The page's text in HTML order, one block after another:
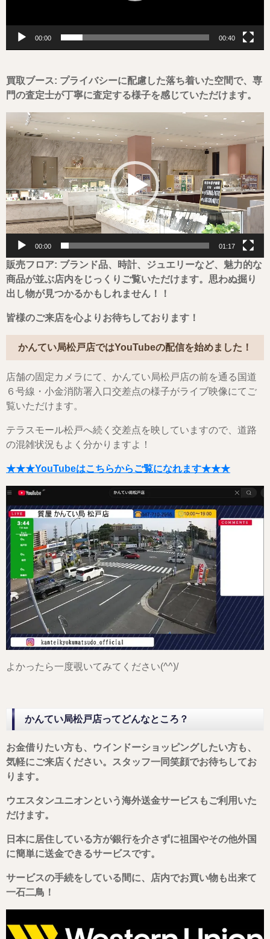
00:00 00:40
買取ブース: プライバシーに配慮した落ち着いた空間で、専
門の査定士が丁寧に査定する様子を感じていただけます。
画
プ
レ
ー
ヤ
ー
00:00 01:17
販売フロア: ブランド品、時計、ジュエリーなど、魅力的な
商品が並ぶ店内をじっくりご覧いただけます。思わぬ掘り
出し物が見つかるかもしれません！！
皆様のご来店を心よりお待ちしております！
かんてい局松戸店ではYouTubeの配信を始めました！
店舗の固定カメラにて、かんてい局松戸店の前を通る国道
６号線・小金消防署入口交差点の様子がライブ映像にてご
覧いただけます。
テラスモール松戸へ続く交差点を映していますので、道路
の混雑状況もよく分かりますよ！
★★★YouTubeはこちらからご覧になれます★★★
よかったら一度覗いてみてください(^^)/
かんてい局松戸店ってどんなところ？
お金借りたい方も、ウインドーショッピングしたい方も、
気軽にご来店ください。スタッフ一同笑顔でお待ちしてお
ります。
ウエスタンユニオンという海外送金サービスもご利用いた
だけます。
日本に居住している方が銀行を介さずに祖国やその他外国
に簡単に送金できるサービスです。
サービスの手続をしている間に、店内でお買い物も出来て
一石二鳥！